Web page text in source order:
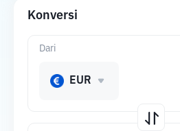
Konversi
Dari
EUR